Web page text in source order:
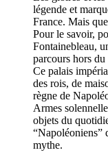
légende et
France. Mais
Pour le savoir,
Fontainebleau,
parcours hors
Ce palais
des rois, de
règne de
Armes
objets du
“Napoléoniens”
mythe.